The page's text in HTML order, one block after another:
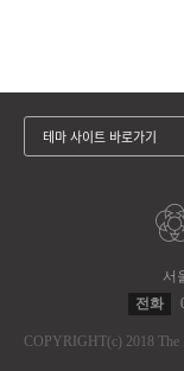
서
전화
COPYRIGHT(c) 2018 The
테마 사이트 바로가기